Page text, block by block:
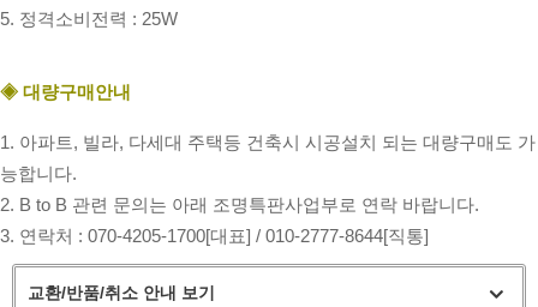
5. 정격소비전력 : 25W
◈ 대량구매안내
1. 아파트, 빌라, 다세대 주택등 건축시 시공설치 되는 대량구매도 가
능합니다.
2. B to B 관련 문의는 아래 조명특판사업부로 연락 바랍니다.
3. 연락처 : 070-4205-1700[대표] / 010-2777-8644[직통]
교환/반품/취소 안내 보기